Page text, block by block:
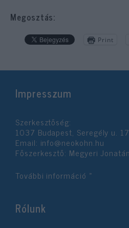
Megosztás:
Print
Impresszum
Szerkesztőség:
1037 Budapest, Seregély u.
Email: info@neokohn.hu
Főszerkesztő: Megyeri Jonatán
További információ »
Rólunk